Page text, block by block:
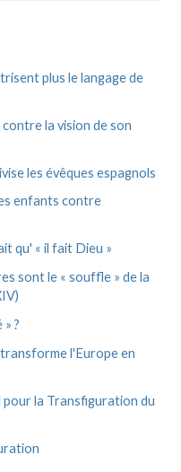
plus le langage de
la vision de son
les évêques espagnols
enfants contre
qu' « il fait Dieu »
sont le « souffle » de la
?
l'Europe en
pour la Transfiguration du